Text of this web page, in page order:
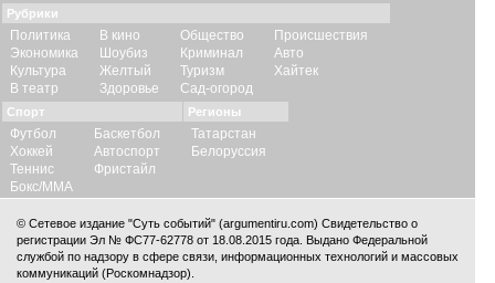
Рубрики
Политика
Экономика
Культура
В театр
В кино
Шоубиз
Желтый
Здоровье
Общество
Криминал
Туризм
Сад-огород
Происшествия
Авто
Хайтек
Спорт
Футбол
Хоккей
Теннис
Бокс/ММА
Баскетбол
Автоспорт
Фристайл
Регионы
Татарстан
Белоруссия
© Сетевое издание "Суть событий" (argumentiru.com) Свидетельство о
регистрации Эл № ФС77-62778 от 18.08.2015 года. Выдано Федеральной
службой по надзору в сфере связи, информационных технологий и массовых
коммуникаций (Роскомнадзор).